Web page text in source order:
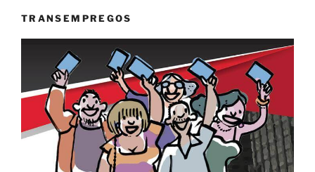
TRANSEMPREGOS